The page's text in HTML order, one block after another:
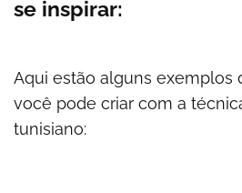
se inspirar:
Aqui estão alguns exemplos
você pode criar com a
tunisiano: